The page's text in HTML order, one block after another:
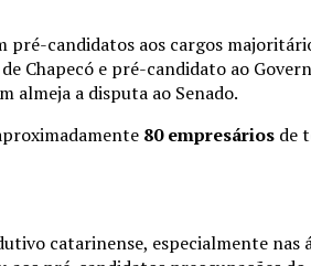
candidatos aos cargos
Chapecó e pré-candidato ao
almeja a disputa ao Senado.
80 empresários de
catarinense, especialmente nas